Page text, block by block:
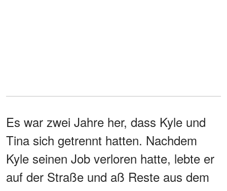
Es war zwei Jahre her, dass Kyle und
Tina sich getrennt hatten. Nachdem
Kyle seinen Job verloren hatte, lebte er
auf der Straße und aß Reste aus dem